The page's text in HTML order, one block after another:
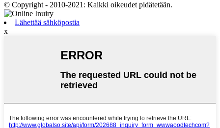
© Copyright - 2010-2021: Kaikki oikeudet pidätetään.
Lähettää sähköpostia
x